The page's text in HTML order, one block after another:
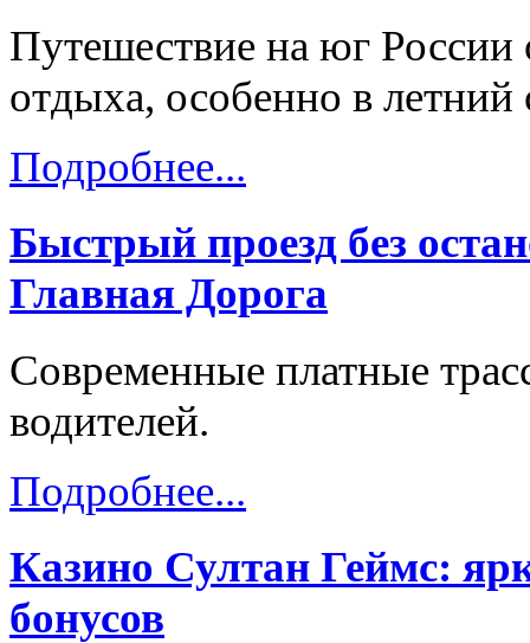
Путешествие на юг России
отдыха, особенно в летний
Подробнее...
Быстрый проезд без
Главная Дорога
Современные платные
водителей.
Подробнее...
Казино Султан Геймс:
бонусов